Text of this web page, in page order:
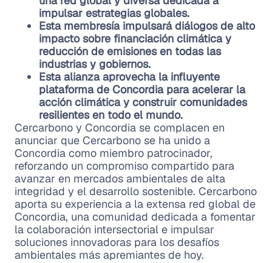
impulsar estrategias globales.
Esta membresía impulsará diálogos de alto
impacto sobre financiación climática y
reducción de emisiones en todas las
industrias y gobiernos.
Esta alianza aprovecha la influyente
plataforma de Concordia para acelerar la
acción climática y construir comunidades
resilientes en todo el mundo.
Cercarbono y Concordia se complacen en
anunciar que Cercarbono se ha unido a
Concordia como miembro patrocinador,
reforzando un compromiso compartido para
avanzar en mercados ambientales de alta
integridad y el desarrollo sostenible. Cercarbono
aporta su experiencia a la extensa red global de
Concordia, una comunidad dedicada a fomentar
la colaboración intersectorial e impulsar
soluciones innovadoras para los desafíos
ambientales más apremiantes de hoy.